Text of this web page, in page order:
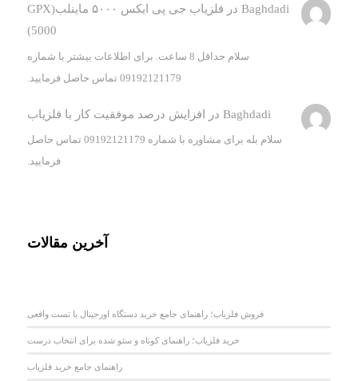
Baghdadi در
فلزیاب جی پی ایکس ۵۰۰۰ ماینلب(GPX
5000)
سلام حداقل 8 ساعت. برای اطلاعات بیشتر با شماره
09192121179 تماس حاصل فرمایید.
Baghdadi در افزایش درصد موفقیت کار با فلزیاب
سلام بله برای مشاوره با شماره 09192121179 تماس حاصل
فرمایید.
آخرین مقالات
فروش فلزیاب؛ راهنمای جامع خرید دستگاه اورجینال با تست واقعی
خرید فلزیاب؛ راهنمای کوتاه و سئو شده برای انتخاب درست
راهنمای جامع خرید فلزیاب